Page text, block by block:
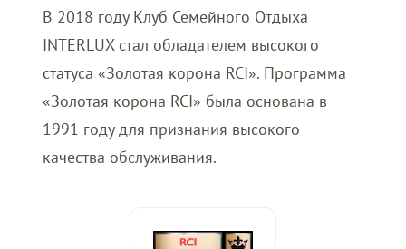
В 2018 году Клуб Семейного Отдыха
INTERLUX стал обладателем высокого
статуса «Золотая корона RCI». Программа
«Золотая корона RCI» была основана в
1991 году для признания высокого
качества обслуживания.